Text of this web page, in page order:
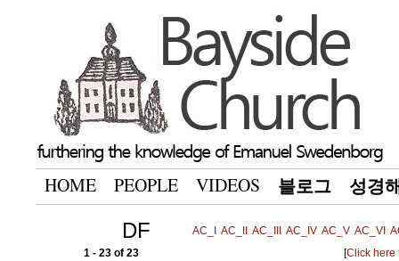
HOME PEOPLE VIDEOS 블로그 성경
DF AC_I AC_II AC_III AC_IV AC_V AC_VI
1 - 23 of 23
[Click here